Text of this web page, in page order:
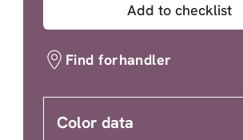
Add to checklist
Find forhandler
Color data